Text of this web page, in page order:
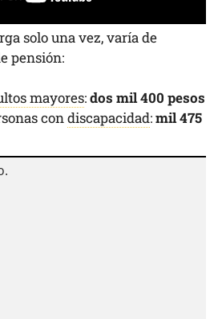
solo una vez, varía de
pensión:
mayores:dos mil 400 pesos
condiscapacidad:mil 475